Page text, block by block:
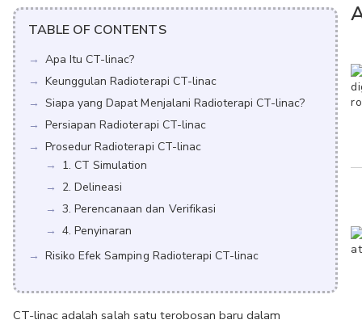
TABLE OF CONTENTS
Apa Itu CT-linac?
Keunggulan Radioterapi CT-linac
Siapa yang Dapat Menjalani Radioterapi CT-linac?
Persiapan Radioterapi CT-linac
Prosedur Radioterapi CT-linac
1. CT Simulation
2. Delineasi
3. Perencanaan dan Verifikasi
4. Penyinaran
Risiko Efek Samping Radioterapi CT-linac
CT-linac adalah salah satu terobosan baru dalam